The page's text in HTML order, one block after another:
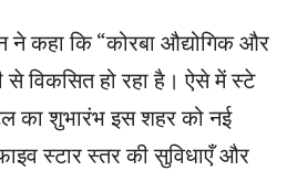
ने कहा कि “कोरबा औद्योगिक और
विकसित हो रहा है। ऐसे में स्टे
का शुभारंभ इस शहर को नई
स्टार स्तर की सुविधाएँ और